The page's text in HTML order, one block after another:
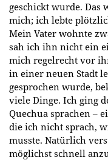
geschickt wurde. Das
mich; ich lebte
Mein Vater wohnte
sah ich ihn nicht ein
mich regelrecht vor
in einer neuen Stadt
gesprochen wurde,
viele Dinge. Ich ging
Quechua sprachen –
die ich nicht sprach,
musste. Natürlich
möglichst schnell